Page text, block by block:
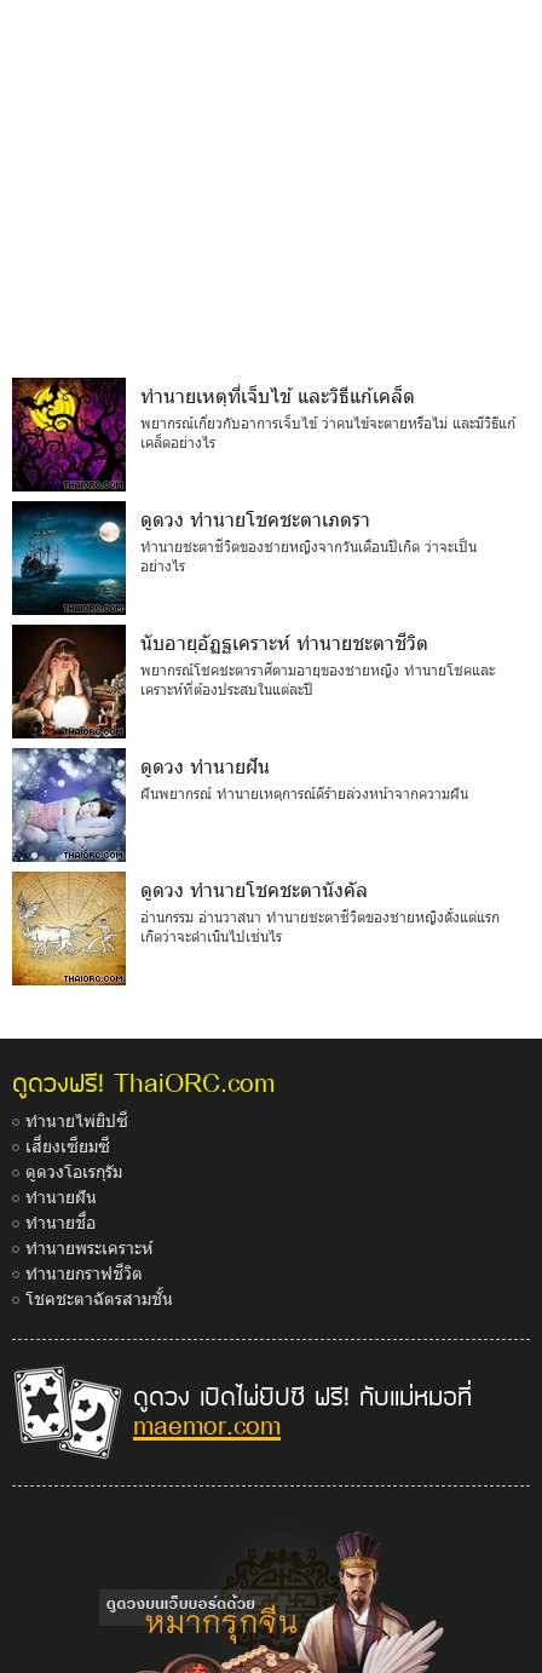
ทำนายเหตุที่เจ็บไข้ และวิธีแก้เคล็ด
พยากรณ์เกี่ยวกับอาการเจ็บไข้ ว่าคนไข้จะตายหรือไม่ และมีวิธีแก้
เคล็ดอย่างไร
ดูดวง ทำนายโชคชะตาเภตรา
ทำนายชะตาชีวิตของชายหญิงจากวันเดือนปีเกิด ว่าจะเป็น
อย่างไร
นับอายุอัฏฐเคราะห์ ทำนายชะตาชีวิต
พยากรณ์โชคชะตาราศีตามอายุของชายหญิง ทำนายโชคและ
เคราะห์ที่ต้องประสบในแต่ละปี
ดูดวง ทำนายฝัน
ฝันพยากรณ์ ทำนายเหตุการณ์ดีร้ายล่วงหน้าจากความฝัน
ดูดวง ทำนายโชคชะตานังคัล
อ่านกรรม อ่านวาสนา ทำนายชะตาชีวิตของชายหญิงตั้งแต่แรก
เกิดว่าจะดำเนินไปเช่นไร
ดูดวงฟรี! ThaiORC.com
ทำนายไพ่ยิปซี
เสี่ยงเซียมซี
ดูดวงโอเรกุรัม
ทำนายฝัน
ทำนายชื่อ
ทำนายพระเคราะห์
ทำนายกราฟชีวิต
โชคชะตาฉัตรสามชั้น
ดูดวง เปิดไพ่ยิปซี ฟรี! กับแม่หมอที่
maemor.com